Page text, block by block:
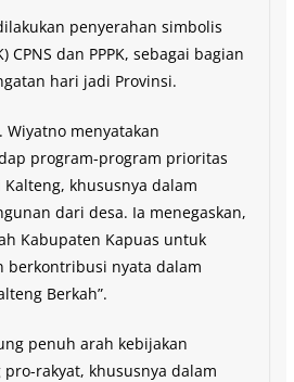
penyerahan simbolis
CPNS dan PPPK, sebagai bagian
hari jadi Provinsi.
Wiyatno menyatakan
program-program prioritas
khususnya dalam
dari desa. Ia menegaskan,
Kabupaten Kapuas untuk
berkontribusi nyata dalam
Berkah”.
penuh arah kebijakan
rakyat, khususnya dalam